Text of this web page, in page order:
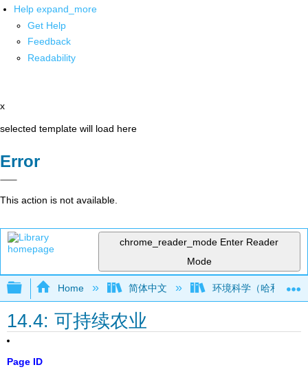
Help expand_more
Get Help
Feedback
Readability
x
selected template will load here
Error
This action is not available.
chrome_reader_mode Enter Reader
Mode
Expand/collapse global hierarchy
Home 简体中文 环境科学（哈和施莱
14.4: 可持续农业
Page ID